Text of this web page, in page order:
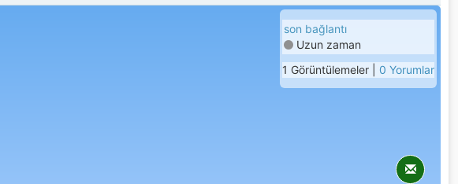
son bağlantı
Uzun zaman
1 Görüntülemeler | 0 Yorumlar